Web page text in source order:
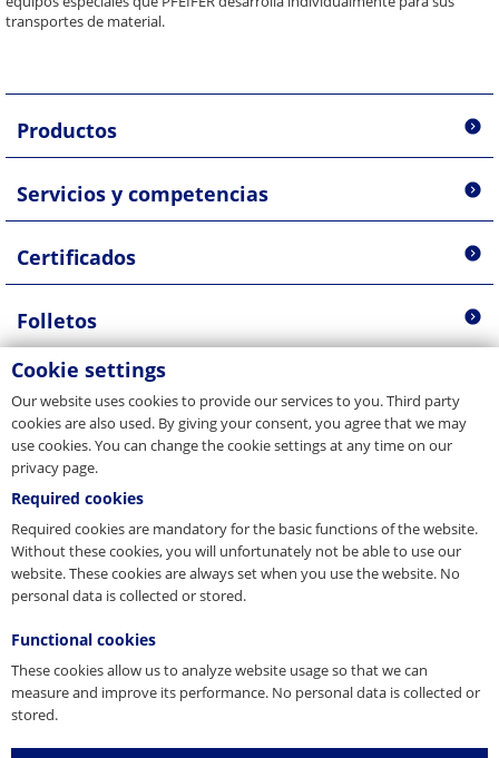
transportes de material.
Productos
Servicios y competencias
Certificados
Folletos
Saber más sobre la tecnología de elevación
de PFEIFER
Contactos
Cookie settings
Our website uses cookies to provide our services to you. Third party
cookies are also used. By giving your consent, you agree that we may
use cookies. You can change the cookie settings at any time on our
privacy page.
Required cookies
Required cookies are mandatory for the basic functions of the website.
Without these cookies, you will unfortunately not be able to use our
website. These cookies are always set when you use the website. No
personal data is collected or stored.
Functional cookies
These cookies allow us to analyze website usage so that we can
measure and improve its performance. No personal data is collected or
stored.